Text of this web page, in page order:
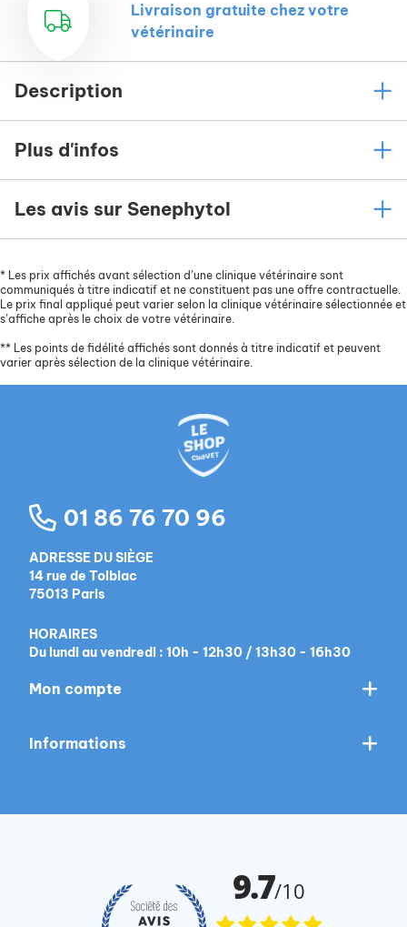
Livraison gratuite chez votre
vétérinaire
Description
Plus d'infos
Les avis sur Senephytol
* Les prix affichés avant sélection d’une clinique vétérinaire sont
communiqués à titre indicatif et ne constituent pas une offre contractuelle.
Le prix final appliqué peut varier selon la clinique vétérinaire sélectionnée et
s’affiche après le choix de votre vétérinaire.
** Les points de fidélité affichés sont donnés à titre indicatif et peuvent
varier après sélection de la clinique vétérinaire.
01 86 76 70 96
ADRESSE DU SIÈGE
14 rue de Tolbiac
75013 Paris
HORAIRES
Du lundi au vendredi : 10h - 12h30 / 13h30 - 16h30
Mon compte
Informations